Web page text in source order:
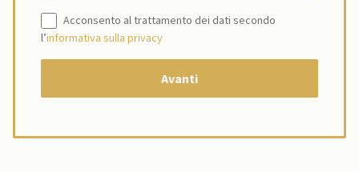
Acconsento al trattamento dei dati secondo
l’informativa sulla privacy